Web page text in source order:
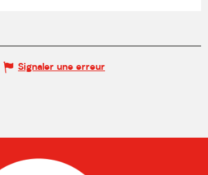
Signaler une erreur